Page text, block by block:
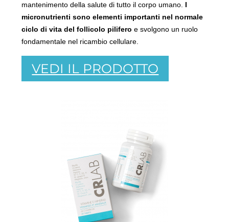
mantenimento della salute di tutto il corpo umano. I
micronutrienti sono elementi importanti nel normale
ciclo di vita del follicolo pilifero e svolgono un ruolo
fondamentale nel ricambio cellulare.
VEDI IL PRODOTTO